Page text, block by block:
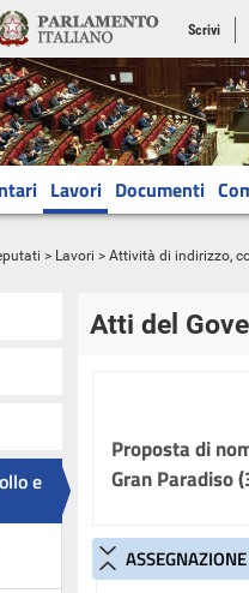
Scrivi
Lavori Documenti
> Lavori > Attività di indirizzo,
e
Atti del
Proposta di
Gran Paradiso